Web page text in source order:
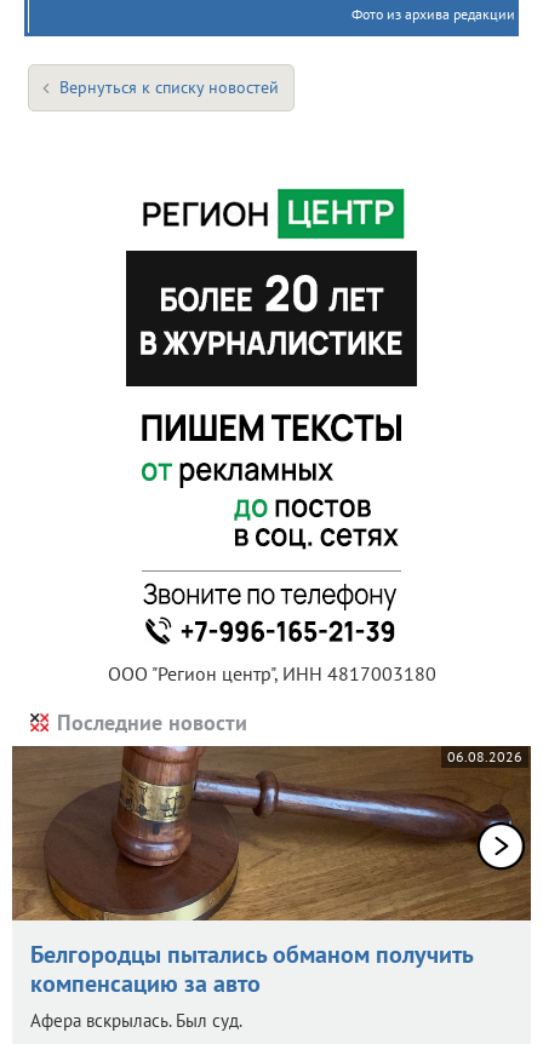
Фото из архива редакции
Вернуться к списку новостей
ООО "Регион центр", ИНН 4817003180
Последние новости
06.08.2026
Белгородцы пытались обманом получить
компенсацию за авто
Афера вскрылась. Был суд.